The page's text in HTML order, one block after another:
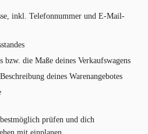
inkl. Telefonnummer und E-Mail-
bzw. die Maße deines Verkaufswagens
deines Warenangebotes
prüfen und dich